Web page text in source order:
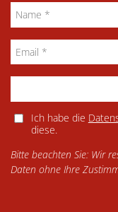
Ich habe die
diese.
Bitte beachten Sie: Wir
Daten ohne Ihre